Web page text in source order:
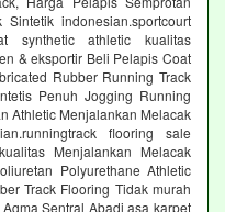
indonesian.sportcourt
synthetic athletic kualitas
& eksportir Beli Pelapis Coat
Rubber Running Track
Penuh Jogging Running
Athletic Menjalankan Melacak
flooring sale
Menjalankan Melacak
Polyurethane Athletic
Track Flooring Tidak murah
Sentral Abadi asa karpet